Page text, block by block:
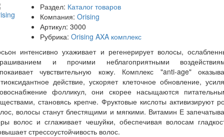
Раздел: Каталог товаров
Компания: Orising
Артикул: 3000
Рубрика: Orising AXA комплекс
интенсивно ухаживает и регенерирует волосы,
и прочими неблагоприятными
чувствительную кожу. Комплекс "anti-age"
действие, ускоряет клеточное обновление,
фолликул, они скорее насыщаются
становясь крепче. Фруктовые кислоты активизируют
волосы станут блестящими и мягкими. Витамин Е
волос и сглаживает чешуйки, обеспечивая волосам
стрессоустойчивость волос.